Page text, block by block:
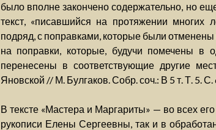
было вполне закончено содержательно, но
текст, «писавшийся на протяжении многих
подряд, с поправками, которые были
на поправки, которые, будучи помечены
перенесены в соответствующие другие
Яновской // М. Булгаков. Собр. соч.: В 5 т. Т. 5. С.
В тексте «Мастера и Маргариты» — во всех
рукописи Елены Сергеевны, так и в